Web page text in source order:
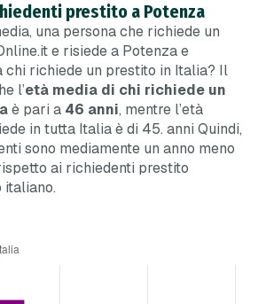
prestito a Potenza
una persona che richiede un
e risiede a Potenza e
richiede un prestito in Italia? Il
l’età media di chi richiede un
è pari a 46 anni, mentre l’età
in tutta Italia è di 45. anni Quindi,
sono mediamente un anno meno
ai richiedenti prestito
italiano.